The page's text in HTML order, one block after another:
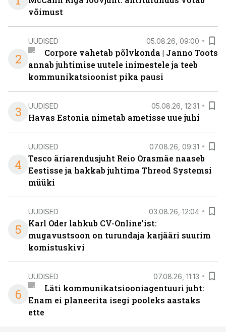
võimust
2
UUDISED 05.08.26, 09:00
Corpore vahetab põlvkonda | Janno Toots
annab juhtimise uutele inimestele ja teeb
kommunikatsioonist pika pausi
3 UUDISED 05.08.26, 12:31
Havas Estonia nimetab ametisse uue juhi
4
UUDISED 07.08.26, 09:31
Tesco äriarendusjuht Reio Orasmäe naaseb
Eestisse ja hakkab juhtima Threod Systemsi
müüki
5
UUDISED 03.08.26, 12:04
Karl Oder lahkub CV-Online’ist:
mugavustsoon on turundaja karjääri suurim
komistuskivi
6
UUDISED 07.08.26, 11:13
Läti kommunikatsiooniagentuuri juht:
Enam ei planeerita isegi pooleks aastaks
ette